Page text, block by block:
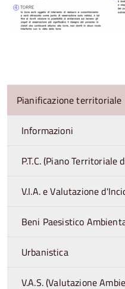
Pianificazione territoriale
Informazioni
P.T.C. (Piano Territoriale
V.I.A. e Valutazione
Beni Paesistico
Urbanistica
V.A.S. (Valutazione